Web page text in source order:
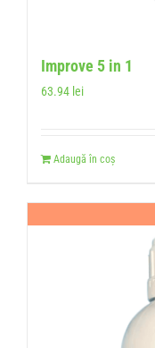
Improve 5 in 1
63.94 lei
Adaugă în coș